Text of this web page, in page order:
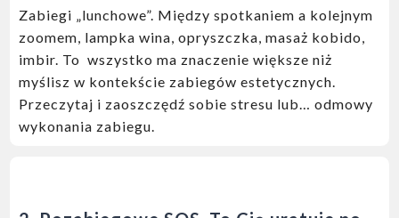
Zabiegi „lunchowe”. Między spotkaniem a kolejnym
zoomem, lampka wina, opryszczka, masaż kobido,
imbir. To wszystko ma znaczenie większe niż
myślisz w kontekście zabiegów estetycznych.
Przeczytaj i zaoszczędź sobie stresu lub… odmowy
wykonania zabiegu.